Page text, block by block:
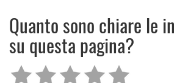
Quanto sono chiare le
su questa pagina?